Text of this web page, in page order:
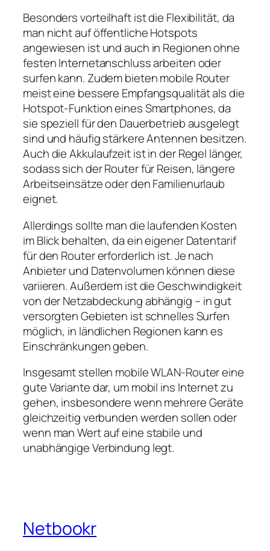
Besonders vorteilhaft ist die Flexibilität, da
man nicht auf öffentliche Hotspots
angewiesen ist und auch in Regionen ohne
festen Internetanschluss arbeiten oder
surfen kann. Zudem bieten mobile Router
meist eine bessere Empfangsqualität als die
Hotspot‑Funktion eines Smartphones, da
sie speziell für den Dauerbetrieb ausgelegt
sind und häufig stärkere Antennen besitzen.
Auch die Akkulaufzeit ist in der Regel länger,
sodass sich der Router für Reisen, längere
Arbeitseinsätze oder den Familienurlaub
eignet.
Allerdings sollte man die laufenden Kosten
im Blick behalten, da ein eigener Datentarif
für den Router erforderlich ist. Je nach
Anbieter und Datenvolumen können diese
variieren. Außerdem ist die Geschwindigkeit
von der Netzabdeckung abhängig – in gut
versorgten Gebieten ist schnelles Surfen
möglich, in ländlichen Regionen kann es
Einschränkungen geben.
Insgesamt stellen mobile WLAN‑Router eine
gute Variante dar, um mobil ins Internet zu
gehen, insbesondere wenn mehrere Geräte
gleichzeitig verbunden werden sollen oder
wenn man Wert auf eine stabile und
unabhängige Verbindung legt.
Netbookr